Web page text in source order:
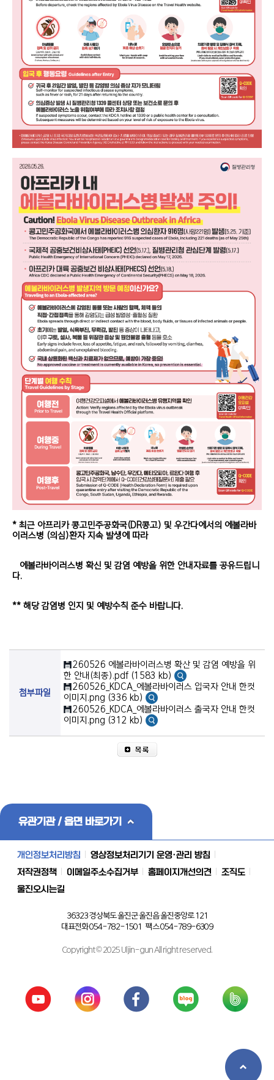
* 최근 아프리카 콩고민주공화국(DR콩고) 및 우간다에서의 에볼라바
이러스병 (의심)환자 지속 발생에 따라
에볼라바이러스병 확신 및 감염 예방을 위한 안내자료를 공유드립니
다.
** 해당 감염병 인지 및 예방수칙 준수 바랍니다.
첨부파일
260526 에볼라바이러스병 확산 및 감염 예방을 위
한 안내(최종).pdf (1583 kb)
260526_KDCA_에볼라바이러스 입국자 안내 한컷
이미지.png (336 kb)
260526_KDCA_에볼라바이러스 출국자 안내 한컷
이미지.png (312 kb)
유관기관 / 읍면 바로가기
개인정보처리방침
영상정보처리기기 운영·관리 방침
저작권정책
이메일주소수집거부 홈페이지개선의견
조직도
울진오시는길
36323 경상북도 울진군 울진읍 울진중앙로 121
대표전화 054-782-1501 팩스 054-789-6309
Copyright © 2025 Uljin-gun All right reserved.